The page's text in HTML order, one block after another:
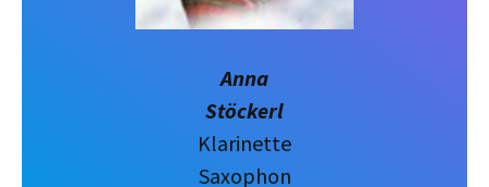
Anna
Stöckerl
Klarinette
Saxophon